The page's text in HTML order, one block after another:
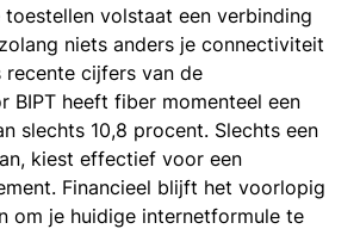
toestellen volstaat een verbinding
niets anders je connectiviteit
recente cijfers van de
BIPT heeft fiber momenteel een
slechts 10,8 procent. Slechts een
kiest effectief voor een
Financieel blijft het voorlopig
om je huidige internetformule te